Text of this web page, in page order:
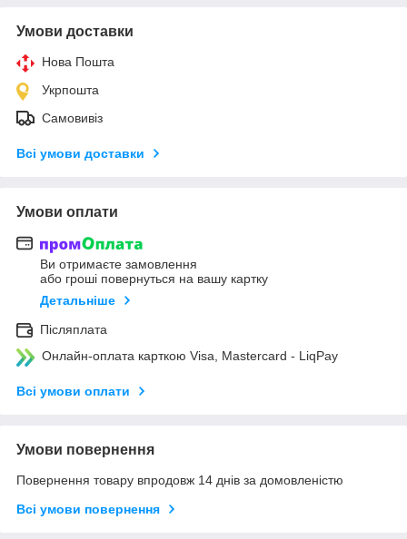
Умови доставки
Нова Пошта
Укрпошта
Самовивіз
Всі умови доставки
Умови оплати
Ви отримаєте замовлення
або гроші повернуться на вашу картку
Детальніше
Післяплата
Онлайн-оплата карткою Visa, Mastercard - LiqPay
Всі умови оплати
Умови повернення
Повернення товару впродовж 14 днів за домовленістю
Всі умови повернення